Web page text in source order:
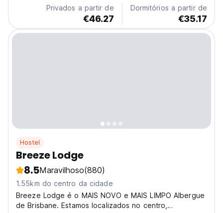
Privados a partir de
€46.27
Dormitórios a partir de
€35.17
Hostel
Breeze Lodge
8.5Maravilhoso(880)
1.55km do centro da cidade
Breeze Lodge é o MAIS NOVO e MAIS LIMPO Albergue
de Brisbane. Estamos localizados no centro,